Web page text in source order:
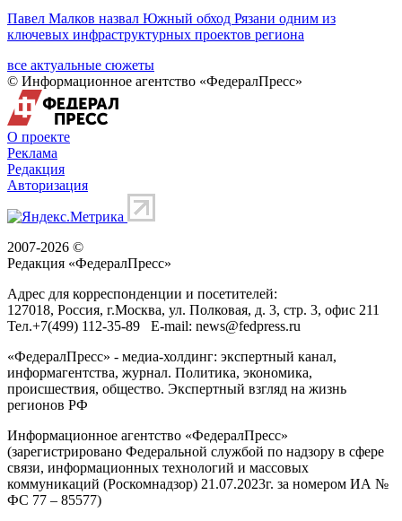
Павел Малков назвал Южный обход Рязани одним из
ключевых инфраструктурных проектов региона
все актуальные сюжеты
© Информационное агентство «ФедералПресс»
О проекте
Реклама
Редакция
Авторизация
2007-2026 ©
Редакция «ФедералПресс»
Адрес для корреспонденции и посетителей:
127018, Россия, г.Москва, ул. Полковая, д. 3, стр. 3, офис 211
Тел.+7(499) 112-35-89 E-mail: news@fedpress.ru
«ФедералПресс» - медиа-холдинг: экспертный канал,
информагентства, журнал. Политика, экономика,
происшествия, общество. Экспертный взгляд на жизнь
регионов РФ
Информационное агентство «ФедералПресс»
(зарегистрировано Федеральной службой по надзору в сфере
связи, информационных технологий и массовых
коммуникаций (Роскомнадзор) 21.07.2023г. за номером ИА №
ФС 77 – 85577)